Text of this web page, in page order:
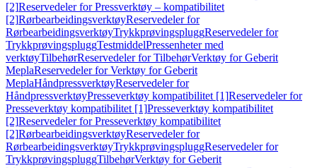
[2]Reservedeler for Pressverktøy – kompatibilitet
[2]RørbearbeidingsverktøyReservedeler for
RørbearbeidingsverktøyTrykkprøvingspluggReservedeler for
TrykkprøvingspluggTestmiddelPressenheter med
verktøyTilbehørReservedeler for TilbehørVerktøy for Geberit
MeplaReservedeler for Verktøy for Geberit
MeplaHåndpressverktøyReservedeler for
HåndpressverktøyPresseverktøy kompatibilitet [1]Reservedeler for
Presseverktøy kompatibilitet [1]Presseverktøy kompatibilitet
[2]Reservedeler for Presseverktøy kompatibilitet
[2]RørbearbeidingsverktøyReservedeler for
RørbearbeidingsverktøyTrykkprøvingspluggReservedeler for
TrykkprøvingspluggTilbehørVerktøy for Geberit